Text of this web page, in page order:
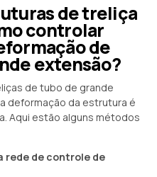
de treliça
controlar
de
extensão?
de tubo de grande
deformação da estrutura é
Aqui estão alguns métodos
rede de controle de